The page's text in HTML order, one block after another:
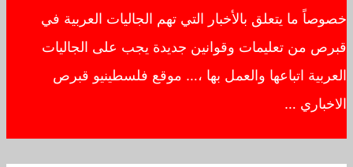
خصوصاً ما يتعلق بالأخبار التي تهم الجاليات العربية في
قبرص من تعليمات وقوانين جديدة يجب على الجاليات
العربية اتباعها والعمل بها ،… موقع فلسطينيو قبرص
الاخباري …